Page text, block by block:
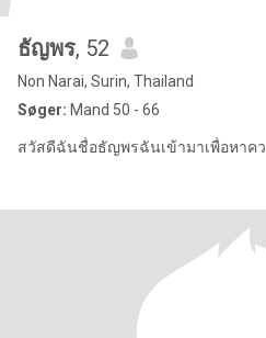
ธัญพร, 52
Non Narai, Surin, Thailand
Søger: Mand 50 - 66
สวัสดีฉันชื่อธัญพรฉันเข้ามาเพื่อหาค